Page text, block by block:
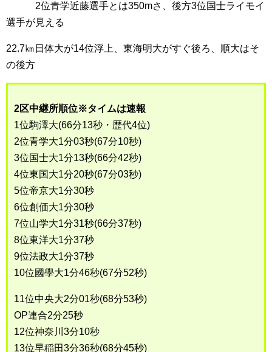
2位青学近藤選手とは350mさ、後方3位国士ライモイ
選手が見える
22.7㎞日体大が14位浮上、東海明大がすぐ後ろ、順大はそ
の後方
2区中継所順位※タイムは速報
1位駒澤大(66分13秒・歴代4位)
2位青学大1分03秒(67分10秒)
3位国士大1分13秒(66分42秒)
4位東国大1分20秒(67分03秒)
5位帝京大1分30秒
6位創価大1分30秒
7位山学大1分31秒(66分37秒)
8位東洋大1分37秒
9位法政大1分37秒
10位國學大1分46秒(67分52秒)
11位中央大2分01秒(68分53秒)
OP連合2分25秒
12位神奈川3分10秒
13位早稲田3分36秒(68分45秒)